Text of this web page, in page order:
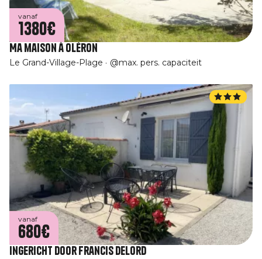
vanaf
1380€
Ma maison à Oléron
Le Grand-Village-Plage @max. pers. capaciteit
vanaf
680€
Ingericht door Francis Delord